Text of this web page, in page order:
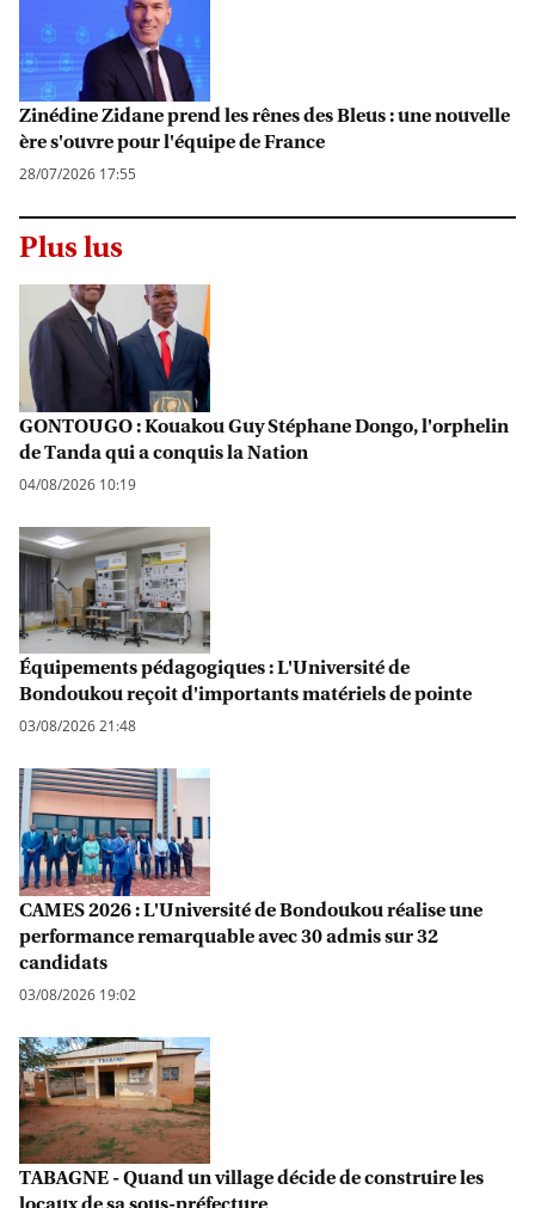
Zinédine Zidane prend les rênes des Bleus : une nouvelle
ère s'ouvre pour l'équipe de France
28/07/2026 17:55
Plus lus
GONTOUGO : Kouakou Guy Stéphane Dongo, l'orphelin
de Tanda qui a conquis la Nation
04/08/2026 10:19
Équipements pédagogiques : L'Université de
Bondoukou reçoit d'importants matériels de pointe
03/08/2026 21:48
CAMES 2026 : L'Université de Bondoukou réalise une
performance remarquable avec 30 admis sur 32
candidats
03/08/2026 19:02
TABAGNE - Quand un village décide de construire les